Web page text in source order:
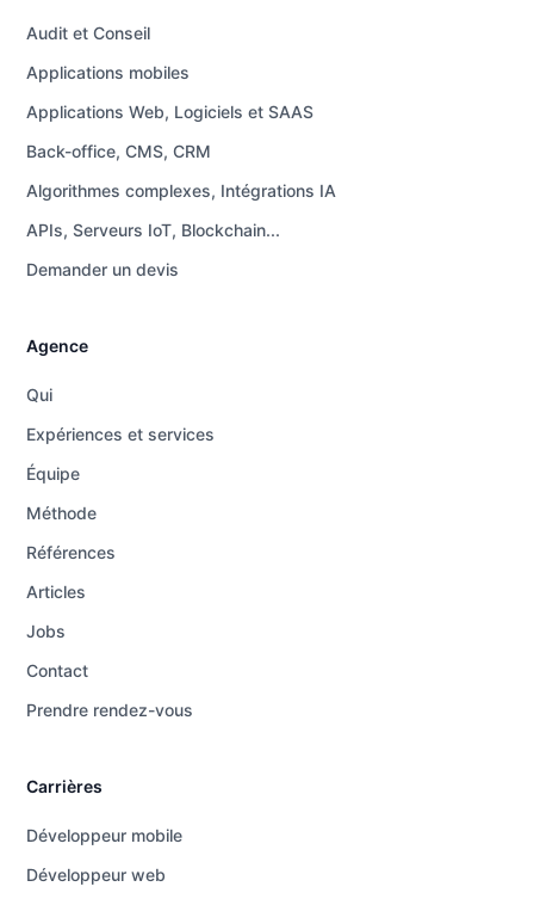
Audit et Conseil
Applications mobiles
Applications Web, Logiciels et SAAS
Back-office, CMS, CRM
Algorithmes complexes, Intégrations IA
APIs, Serveurs IoT, Blockchain...
Demander un devis
Agence
Qui
Expériences et services
Équipe
Méthode
Références
Articles
Jobs
Contact
Prendre rendez-vous
Carrières
Développeur mobile
Développeur web